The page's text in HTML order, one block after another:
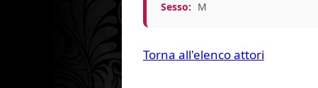
Sesso: M
Torna all'elenco attori